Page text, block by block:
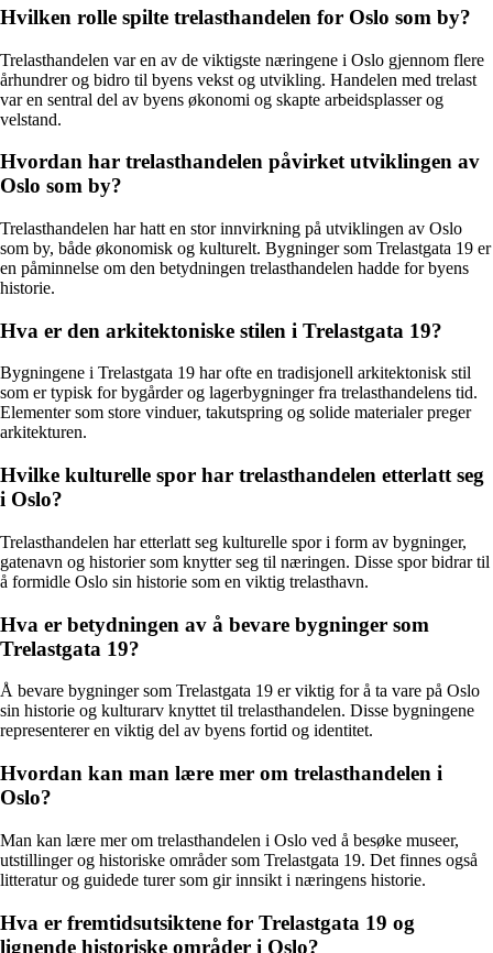
Hvilken rolle spilte trelasthandelen for Oslo som by?
Trelasthandelen var en av de viktigste næringene i Oslo gjennom flere
århundrer og bidro til byens vekst og utvikling. Handelen med trelast
var en sentral del av byens økonomi og skapte arbeidsplasser og
velstand.
Hvordan har trelasthandelen påvirket utviklingen av
Oslo som by?
Trelasthandelen har hatt en stor innvirkning på utviklingen av Oslo
som by, både økonomisk og kulturelt. Bygninger som Trelastgata 19 er
en påminnelse om den betydningen trelasthandelen hadde for byens
historie.
Hva er den arkitektoniske stilen i Trelastgata 19?
Bygningene i Trelastgata 19 har ofte en tradisjonell arkitektonisk stil
som er typisk for bygårder og lagerbygninger fra trelasthandelens tid.
Elementer som store vinduer, takutspring og solide materialer preger
arkitekturen.
Hvilke kulturelle spor har trelasthandelen etterlatt seg
i Oslo?
Trelasthandelen har etterlatt seg kulturelle spor i form av bygninger,
gatenavn og historier som knytter seg til næringen. Disse spor bidrar til
å formidle Oslo sin historie som en viktig trelasthavn.
Hva er betydningen av å bevare bygninger som
Trelastgata 19?
Å bevare bygninger som Trelastgata 19 er viktig for å ta vare på Oslo
sin historie og kulturarv knyttet til trelasthandelen. Disse bygningene
representerer en viktig del av byens fortid og identitet.
Hvordan kan man lære mer om trelasthandelen i
Oslo?
Man kan lære mer om trelasthandelen i Oslo ved å besøke museer,
utstillinger og historiske områder som Trelastgata 19. Det finnes også
litteratur og guidede turer som gir innsikt i næringens historie.
Hva er fremtidsutsiktene for Trelastgata 19 og
lignende historiske områder i Oslo?